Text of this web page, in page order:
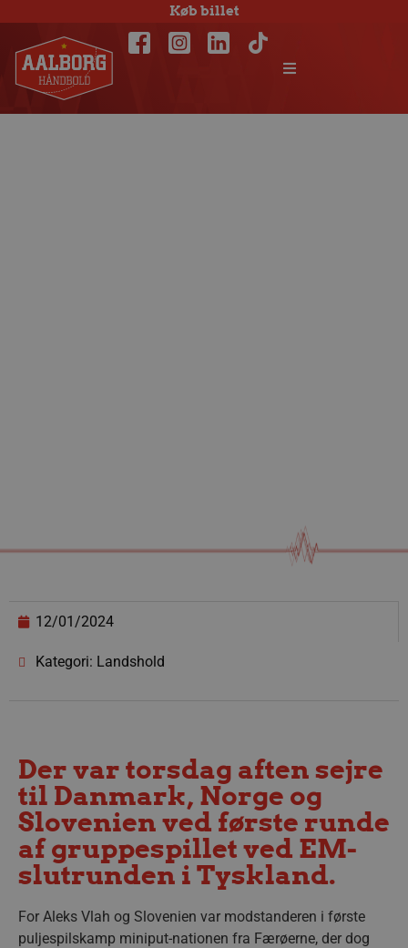
Køb billet
12/01/2024
Kategori: Landshold
Der var torsdag aften sejre
til Danmark, Norge og
Slovenien ved første runde
af gruppespillet ved EM-
slutrunden i Tyskland.
For Aleks Vlah og Slovenien var modstanderen i første
puljespilskamp miniput-nationen fra Færøerne, der dog